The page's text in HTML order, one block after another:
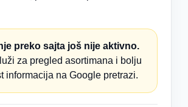
preko sajta još nije aktivno.
za pregled asortimana i bolju
informacija na Google pretrazi.